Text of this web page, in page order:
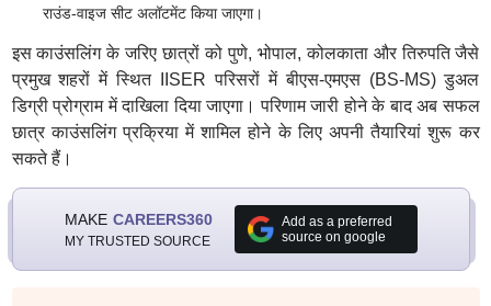
राउंड-वाइज सीट अलॉटमेंट किया जाएगा।
इस काउंसलिंग के जरिए छात्रों को पुणे, भोपाल, कोलकाता और तिरुपति जैसे
प्रमुख शहरों में स्थित IISER परिसरों में बीएस-एमएस (BS-MS) डुअल
डिग्री प्रोग्राम में दाखिला दिया जाएगा। परिणाम जारी होने के बाद अब सफल
छात्र काउंसलिंग प्रक्रिया में शामिल होने के लिए अपनी तैयारियां शुरू कर
सकते हैं।
MAKE CAREERS360
MY TRUSTED SOURCE
Add as a preferred
source on google